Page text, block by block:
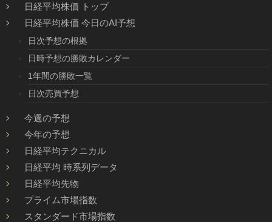
日経平均株価 トップ
日経平均株価 今日のAI予想
日次予想の根拠
日時予想の勝敗カレンダー
1年間の勝敗一覧
日次売買予想
今週の予想
今年の予想
日経平均テクニカル
日経平均 時系列データ
日経平均先物
プライム市場指数
スタンダード市場指数